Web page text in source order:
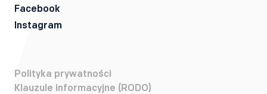
Facebook
Instagram
Polityka prywatności
Klauzule informacyjne (RODO)